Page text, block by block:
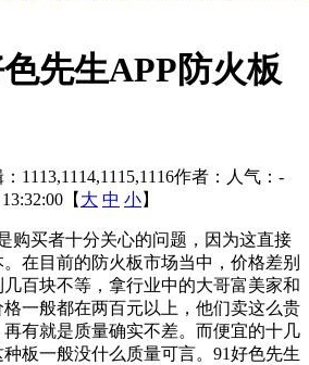
先生APP防火板
：1113,1114,1115,1116作者： 人气： -
13:32:00【 大 中 小】
买者十分关心的问题，因为这直接
在目前的防火板市场当中，价格差别
几百块不等，拿行业中的大哥富美家和
一般都在两百元以上，他们卖这么贵
再有就是质量确实不差。而便宜的十几
种板一般没什么质量可言。91好色先生